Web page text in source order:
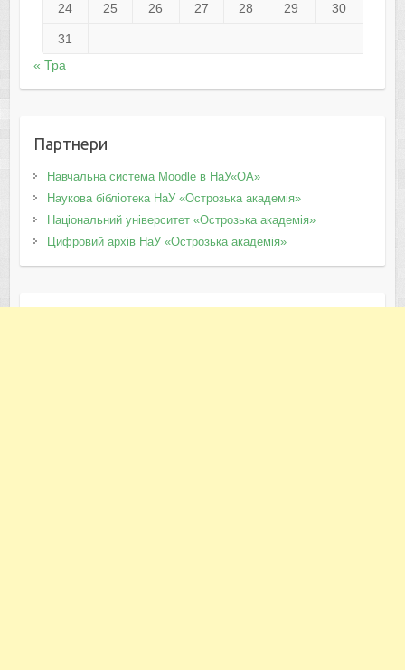
24 25 26 27 28 29 30
31
« Тра
Партнери
Навчальна система Moodle в НаУ«ОА»
Наукова бібліотека НаУ «Острозька академія»
Національний університет «Острозька академія»
Цифровий архів НаУ «Острозька академія»